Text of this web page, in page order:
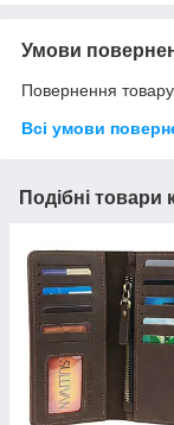
Умови
Повернення
Всі умови
Подібні товари